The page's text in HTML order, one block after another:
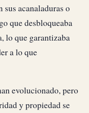
acanaladuras o
que desbloqueaba
lo que garantizaba
a lo que
evolucionado, pero
y propiedad se